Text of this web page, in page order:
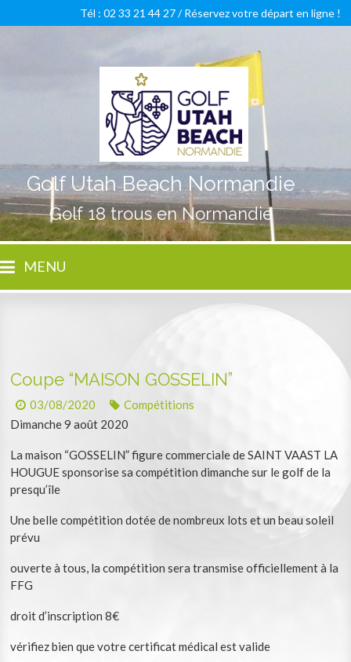
Golf Utah Beach Normandie
Golf 18 trous en Normandie
Tél : 02 33 21 44 27 /Réservez votre départ en ligne !
MENU
Coupe “MAISON GOSSELIN”
03/08/2020
Compétitions
Dimanche 9 août 2020
La maison “GOSSELIN” figure commerciale de SAINT VAAST LA
HOUGUE sponsorise sa compétition dimanche sur le golf de la
presqu’île
Une belle compétition dotée de nombreux lots et un beau soleil
prévu
ouverte à tous, la compétition sera transmise officiellement à la
FFG
droit d’inscription 8€
vérifiez bien que votre certificat médical est valide